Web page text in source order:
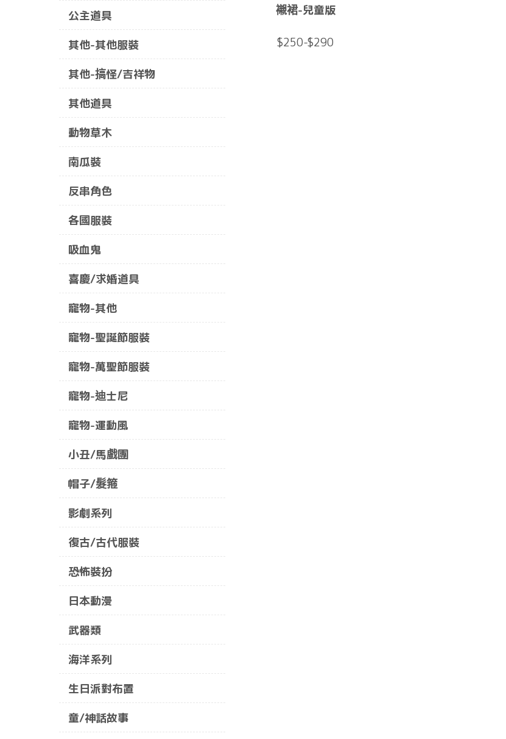
公主道具
其他-其他服裝
其他-搞怪/吉祥物
其他道具
動物草木
南瓜裝
反串角色
各國服裝
吸血鬼
喜慶/求婚道具
寵物-其他
寵物-聖誕節服裝
寵物-萬聖節服裝
寵物-迪士尼
寵物-運動風
小丑/馬戲團
帽子/髮箍
影劇系列
復古/古代服裝
恐怖裝扮
日本動漫
武器類
海洋系列
生日派對布置
童/神話故事
襯裙-兒童版
$250-$290